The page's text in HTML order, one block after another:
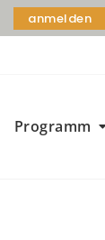
anmelden
Programm